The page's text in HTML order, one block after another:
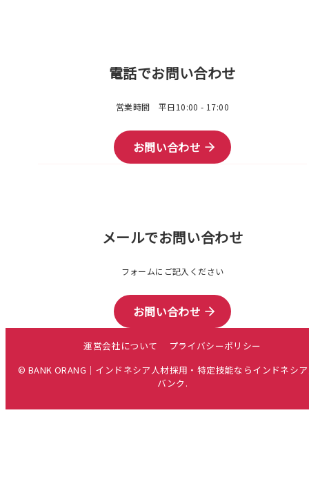
電話でお問い合わせ
営業時間 平日10:00 - 17:00
お問い合わせ
メールでお問い合わせ
フォームにご記入ください
お問い合わせ
運営会社について
プライバシーポリシー
© BANK ORANG｜インドネシア人材採用・特定技能ならインドネシ
バンク.